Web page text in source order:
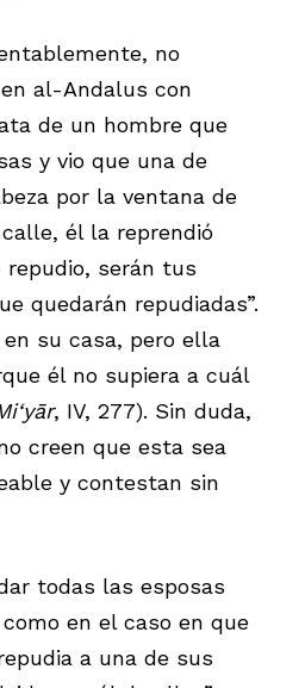
no
al-Andalus con
de un hombre que
y vio que una de
por la ventana de
él la reprendió
repudio, serán tus
quedarán repudiadas”.
su casa, pero ella
él no supiera a cuál
, IV, 277). Sin duda,
creen que esta sea
y contestan sin
todas las esposas
en el caso en que
a una de sus